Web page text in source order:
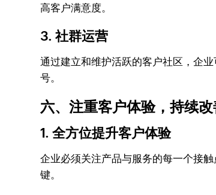
高客户满意度。
3. 社群运营
通过建立和维护活跃的客户社区，企
号。
六、注重客户体验，持续
1. 全方位提升客户体验
企业必须关注产品与服务的每一个接
键。